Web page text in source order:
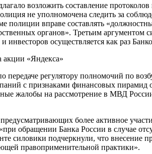
возложить составление
не уполномочена следить за
вправе составлять
органов». Третьим
инвесторов осуществляется как раз
акции «Яндекса»
регулятору полномочий по
с признаками финансовых
жалобы на рассмотрение в МВД
более активное
обращении Банка России в случае
силовики подчеркнули, что внесение
правоприменительной практики».